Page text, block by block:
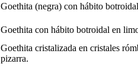
Goethita (negra) con hábito
Goethita con hábito botroidal en
Goethita cristalizada en cristales
pizarra.